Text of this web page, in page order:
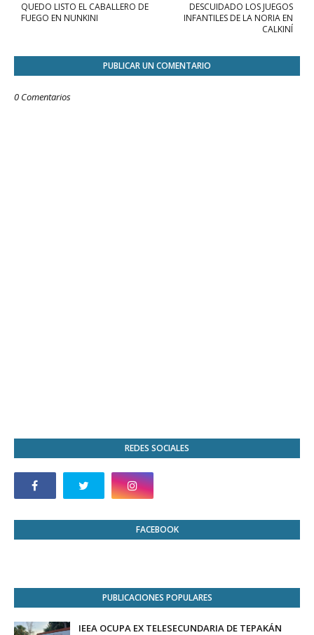
DESCUIDADO LOS JUEGOS
INFANTILES DE LA NORIA EN
CALKINÍ
QUEDO LISTO EL CABALLERO DE
FUEGO EN NUNKINI
PUBLICAR UN COMENTARIO
0 Comentarios
REDES SOCIALES
FACEBOOK
PUBLICACIONES POPULARES
IEEA OCUPA EX TELESECUNDARIA DE TEPAKÁN